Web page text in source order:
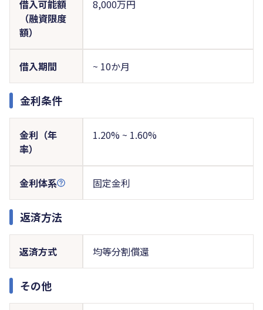
借入可能額
（融資限度
額）
8,000万円
借入期間 ~ 10か月
金利条件
金利（年
率）
1.20% ~ 1.60%
金利体系 固定金利
返済方法
返済方式 均等分割償還
その他